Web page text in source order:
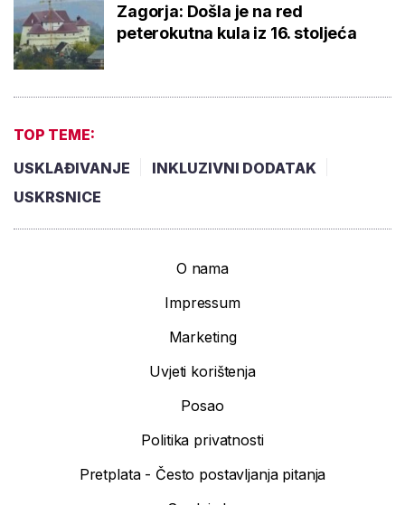
Zagorja: Došla je na red
peterokutna kula iz 16. stoljeća
TOP TEME:
USKLAĐIVANJE
INKLUZIVNI DODATAK
USKRSNICE
O nama
Impressum
Marketing
Uvjeti korištenja
Posao
Politika privatnosti
Pretplata - Često postavljanja pitanja